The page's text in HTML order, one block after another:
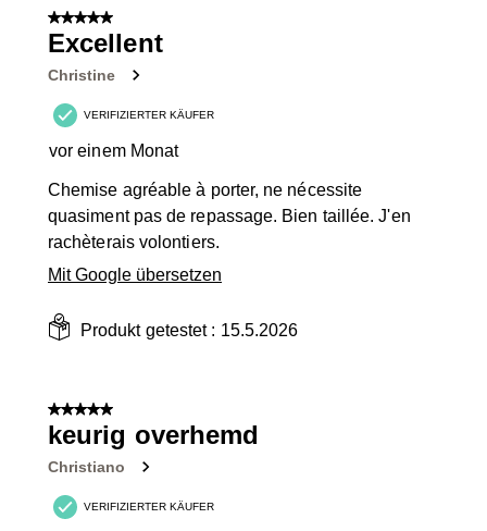
von
Bewertungen.
5 von 5 Sternen.
Excellent
Christine
VERIFIZIERTER KÄUFER
vor einem Monat
Chemise agréable à porter, ne nécessite
quasiment pas de repassage. Bien taillée. J'en
rachèterais volontiers.
Mit Google übersetzen
Produkt getestet : 15.5.2026
5 von 5 Sternen.
keurig overhemd
Christiano
VERIFIZIERTER KÄUFER